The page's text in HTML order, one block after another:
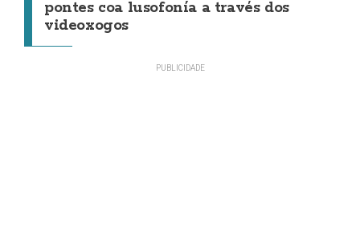
pontes coa lusofonía a través dos
videoxogos